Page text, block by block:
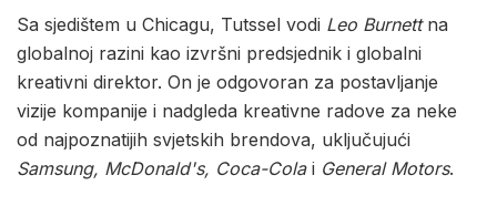
Sa sjedištem u Chicagu, Tutssel vodi Leo Burnettna
globalnoj razini kao izvršni predsjednik i globalni
kreativni direktor. On je odgovoran za postavljanje
vizije kompanije i nadgleda kreativne radove za neke
od najpoznatijih svjetskih brendova, uključujući
Samsung, McDonald's, Coca-Colai General Motors.